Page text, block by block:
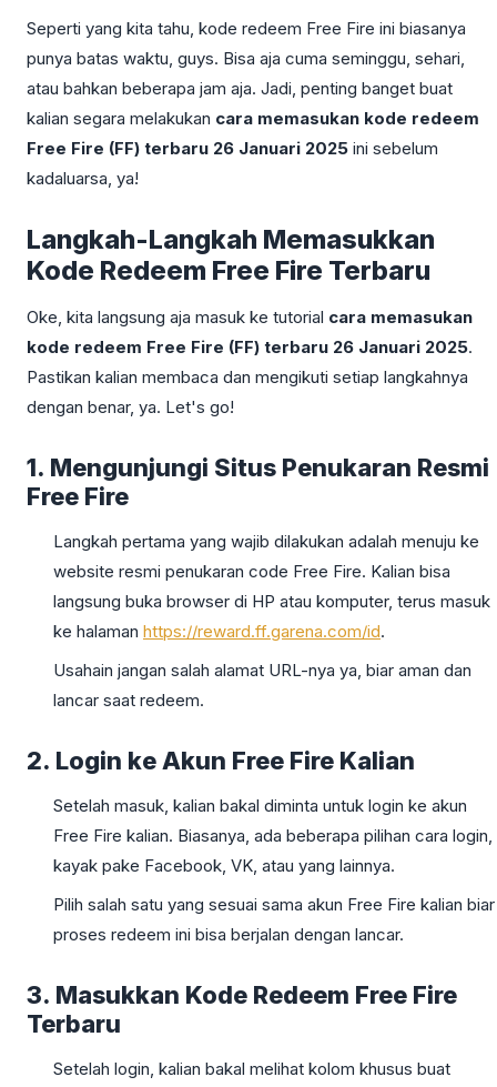
Seperti yang kita tahu, kode redeem Free Fire ini biasanya
punya batas waktu, guys. Bisa aja cuma seminggu, sehari,
atau bahkan beberapa jam aja. Jadi, penting banget buat
kalian segara melakukan cara memasukan kode redeem
Free Fire (FF) terbaru 26 Januari 2025 ini sebelum
kadaluarsa, ya!
Langkah-Langkah Memasukkan
Kode Redeem Free Fire Terbaru
Oke, kita langsung aja masuk ke tutorial cara memasukan
kode redeem Free Fire (FF) terbaru 26 Januari 2025.
Pastikan kalian membaca dan mengikuti setiap langkahnya
dengan benar, ya. Let's go!
1. Mengunjungi Situs Penukaran Resmi
Free Fire
Langkah pertama yang wajib dilakukan adalah menuju ke
website resmi penukaran code Free Fire. Kalian bisa
langsung buka browser di HP atau komputer, terus masuk
ke halaman https://reward.ff.garena.com/id.
Usahain jangan salah alamat URL-nya ya, biar aman dan
lancar saat redeem.
2. Login ke Akun Free Fire Kalian
Setelah masuk, kalian bakal diminta untuk login ke akun
Free Fire kalian. Biasanya, ada beberapa pilihan cara login,
kayak pake Facebook, VK, atau yang lainnya.
Pilih salah satu yang sesuai sama akun Free Fire kalian biar
proses redeem ini bisa berjalan dengan lancar.
3. Masukkan Kode Redeem Free Fire
Terbaru
Setelah login, kalian bakal melihat kolom khusus buat